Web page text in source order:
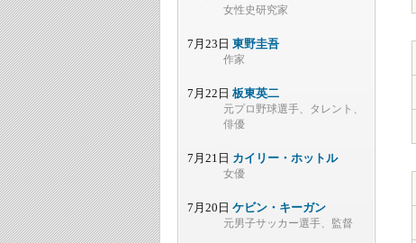
女性史研究家
7月23日 東野圭吾
作家
7月22日 板東英二
元プロ野球選手、タレント、
俳優
7月21日 カイリー・ホットル
女優
7月20日 ケビン・キーガン
元男子サッカー選手、監督